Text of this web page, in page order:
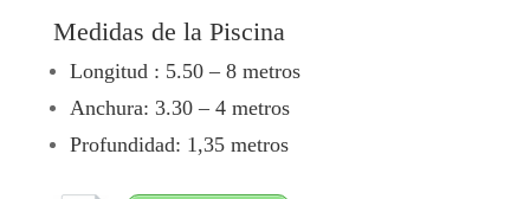
Medidas de la Piscina
Longitud : 5.50 – 8 metros
Anchura: 3.30 – 4 metros
Profundidad: 1,35 metros